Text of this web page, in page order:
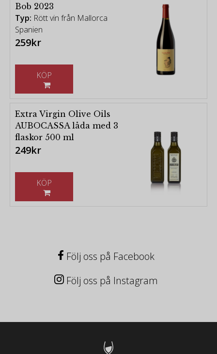
Bob 2023
Typ: Rött vin från Mallorca
Spanien
259kr
Extra Virgin Olive Oils
AUBOCASSA låda med 3
flaskor 500 ml
249kr
Följ oss på Facebook
Följ oss på Instagram